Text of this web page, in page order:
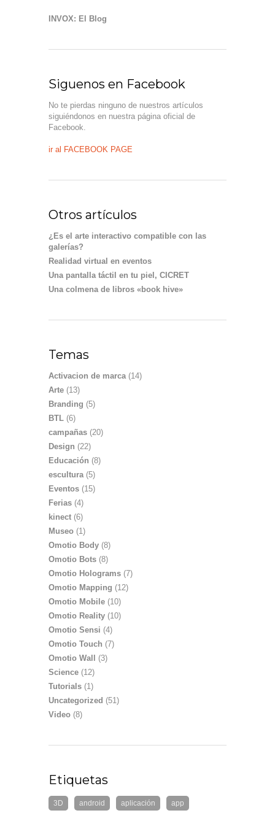
INVOX: El Blog
Siguenos en Facebook
No te pierdas ninguno de nuestros artículos
siguiéndonos en nuestra página oficial de
Facebook.
ir al FACEBOOK PAGE
Otros artículos
¿Es el arte interactivo compatible con las
galerías?
Realidad virtual en eventos
Una pantalla táctil en tu piel, CICRET
Una colmena de libros «book hive»
Temas
Activacion de marca(14)
Arte (13)
Branding (5)
BTL (6)
campañas (20)
Design (22)
Educación (8)
escultura(5)
Eventos (15)
Ferias (4)
kinect (6)
Museo (1)
Omotio Body (8)
Omotio Bots (8)
Omotio Holograms (7)
Omotio Mapping (12)
Omotio Mobile (10)
Omotio Reality (10)
Omotio Sensi (4)
Omotio Touch (7)
Omotio Wall
(3)
Science (12)
Tutorials (1)
Uncategorized (51)
Video (8)
Etiquetas
3D android aplicación app